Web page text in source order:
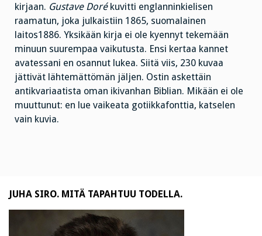
kirjaan. Gustave Dorékuvitti englanninkielisen
raamatun, joka julkaistiin 1865, suomalainen
laitos1886. Yksikään kirja ei ole kyennyt tekemään
minuun suurempaa vaikutusta. Ensi kertaa kannet
avatessani en osannut lukea. Siitä viis, 230 kuvaa
jättivät lähtemättömän jäljen. Ostin askettäin
antikvariaatista oman ikivanhan Biblian. Mikään ei ole
muuttunut: en lue vaikeata gotiikkafonttia, katselen
vain kuvia.
JUHA SIRO. MITÄ TAPAHTUU TODELLA.